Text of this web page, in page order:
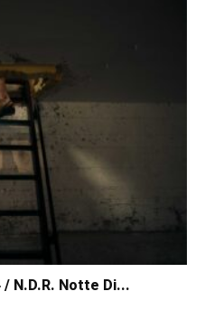
N.D.R. Notte Di...